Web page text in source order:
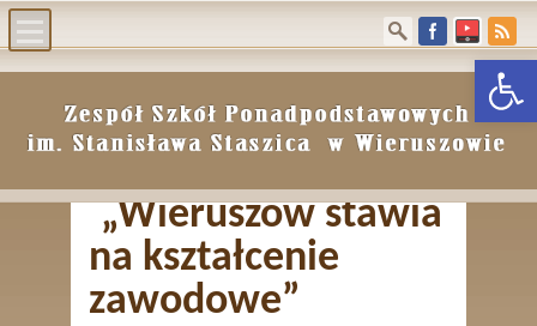
Otwórz
e-dziennik
Rekrutacja
Biblioteka
Archiwum
„Wieruszów stawia
na kształcenie
zawodowe”